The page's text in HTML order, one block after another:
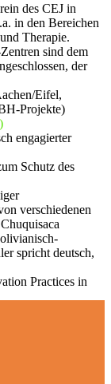
des CEJ in
in den Bereichen
Therapie.
sind dem
der
Eifel,
Projekte)
engagierter
Schutz des
verschiedenen
spricht deutsch,
Practices in